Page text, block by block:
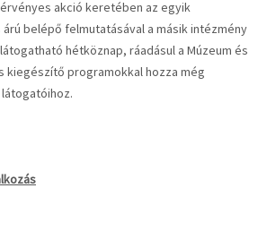
akció keretében az egyik
belépő felmutatásával a másik intézmény
hétköznap, ráadásul a Múzeum és
kiegészítő programokkal hozza még